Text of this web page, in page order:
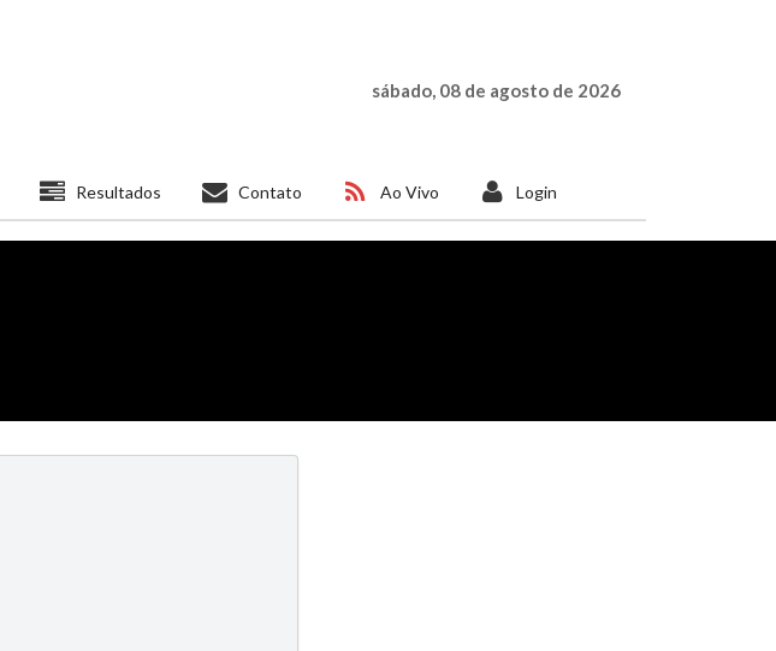
sábado, 08 de agosto de 2026
Resultados Contato Ao Vivo Login